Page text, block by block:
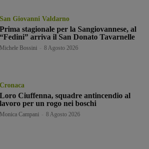
San Giovanni Valdarno
Prima stagionale per la Sangiovannese, al
“Fedini” arriva il San Donato Tavarnelle
Michele Bossini 8 Agosto 2026
Cronaca
Loro Ciuffenna, squadre antincendio al
lavoro per un rogo nei boschi
Monica Campani 8 Agosto 2026